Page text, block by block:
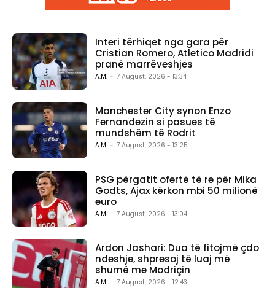
Interi tërhiqet nga gara për
Cristian Romero, Atletico Madridi
pranë marrëveshjes
A.M. - 7 August, 2026 - 13:34
Manchester City synon Enzo
Fernandezin si pasues të
mundshëm të Rodrit
A.M. - 7 August, 2026 - 13:25
PSG përgatit ofertë të re për Mika
Godts, Ajax kërkon mbi 50 milionë
euro
A.M. - 7 August, 2026 - 13:04
Ardon Jashari: Dua të fitojmë çdo
ndeshje, shpresoj të luaj më
shumë me Modriçin
A.M. - 7 August, 2026 - 12:43